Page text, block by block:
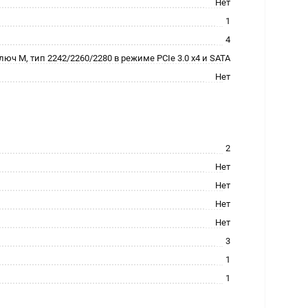
Нет
1
4
M, тип 2242/2260/2280 в режиме PCIe 3.0 x4 и SATA
Нет
2
Нет
Нет
Нет
Нет
3
1
1